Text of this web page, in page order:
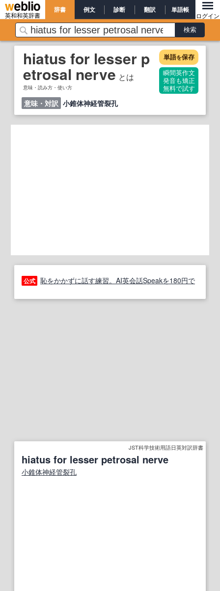
英和和英辞書
辞書 例文 診断 翻訳 単語帳
ログイン
hiatus for lesser p
etrosal nerve とは
意味・読み方・使い方
単語を保存
瞬間英作文
発音も矯正
無料で試す
意味・対訳 小錐体神経管裂孔
公式 恥をかかずに話す練習。AI英会話Speakを180円で
JST科学技術用語日英対訳辞書
hiatus for lesser petrosal nerve
小錐体神経管裂孔